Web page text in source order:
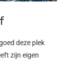
deze plek
zijn eigen